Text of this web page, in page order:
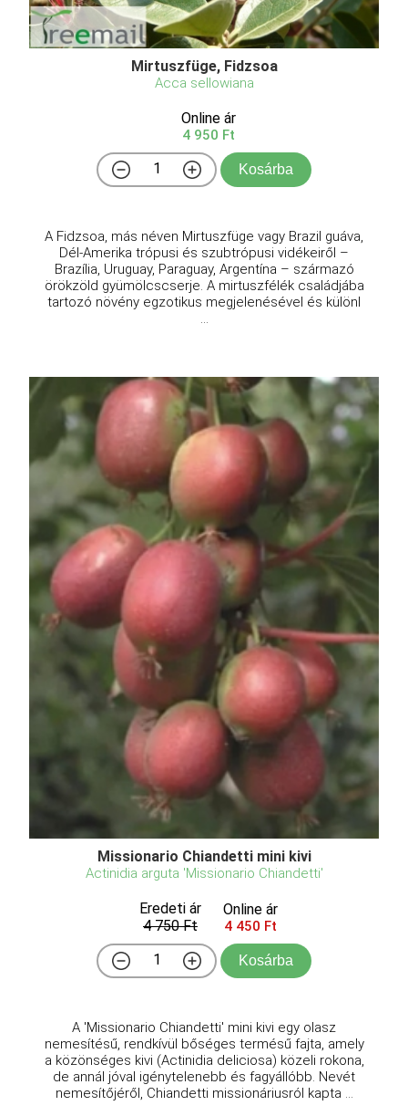
Mirtuszfüge, Fidzsoa
Acca sellowiana
Online ár
4 950 Ft
Kosárba
A Fidzsoa, más néven Mirtuszfüge vagy Brazil guáva,
Dél-Amerika trópusi és szubtrópusi vidékeiről –
Brazília, Uruguay, Paraguay, Argentína – származó
örökzöld gyümölcscserje. A mirtuszfélék családjába
tartozó növény egzotikus megjelenésével és különl
Missionario Chiandetti mini kivi
Actinidia arguta 'Missionario Chiandetti'
Eredeti ár
4 750 Ft
Online ár
4 450 Ft
Kosárba
A 'Missionario Chiandetti' mini kivi egy olasz
nemesítésű, rendkívül bőséges termésű fajta, amely
a közönséges kivi (Actinidia deliciosa) közeli rokona,
de annál jóval igénytelenebb és fagyállóbb. Nevét
nemesítőjéről, Chiandetti missionáriusról kapta ...